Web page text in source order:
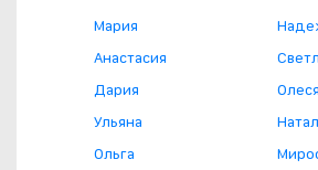
Мария
Анастасия
Дария
Ульяна
Ольга
Олеся